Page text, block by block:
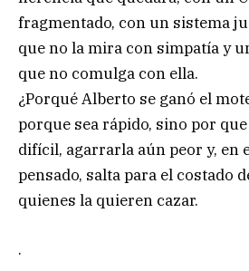
fragmentado, con un sistema
que no la mira con simpatía y
que no comulga con ella.
¿Porqué Alberto se ganó el
porque sea rápido, sino por
difícil, agarrarla aún peor y, en
pensado, salta para el costado
quienes la quieren cazar.
.